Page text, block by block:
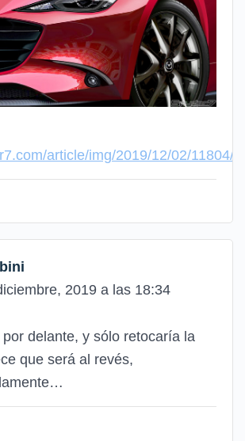
article/img/2019/12/02/11804/
2019 a las 18:34
delante, y sólo retocaría la
que será al revés,